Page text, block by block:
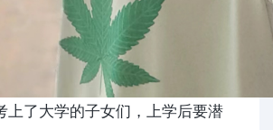
了大学的子女们，上学后要潜